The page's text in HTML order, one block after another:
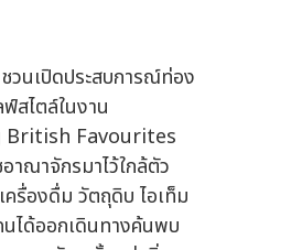
วนเปิดประสบการณ์ท่อง
สไตล์ในงาน
British Favourites
าณาจักรมาไว้ใกล้ตัว
รื่องดื่ม วัตถุดิบ ไอเท็ม
ได้ออกเดินทางค้นพบ